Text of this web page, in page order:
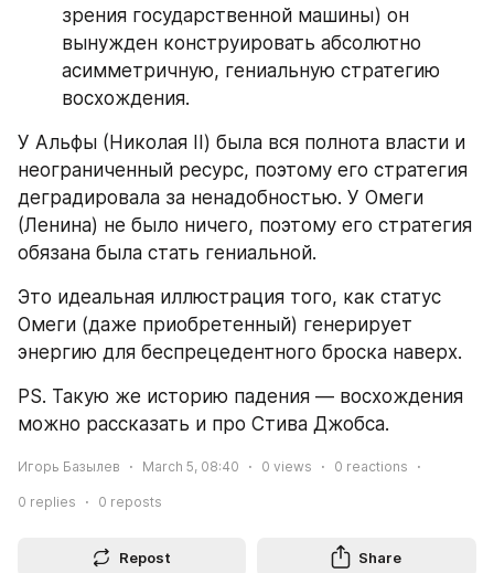
зрения государственной машины) он
вынужден конструировать абсолютно
асимметричную, гениальную стратегию
восхождения.
У Альфы (Николая II) была вся полнота власти и
неограниченный ресурс, поэтому его стратегия
деградировала за ненадобностью. У Омеги
(Ленина) не было ничего, поэтому его стратегия
обязана была стать гениальной.
Это идеальная иллюстрация того, как статус
Омеги (даже приобретенный) генерирует
энергию для беспрецедентного броска наверх.
PS. Такую же историю падения — восхождения
можно рассказать и про Стива Джобса.
Игорь Базылев March 5, 08:40 0 views 0 reactions
0 replies 0 reposts
Repost Share